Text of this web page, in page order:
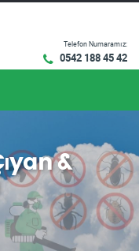
Telefon Numaramız:
0542 188 45 42
&